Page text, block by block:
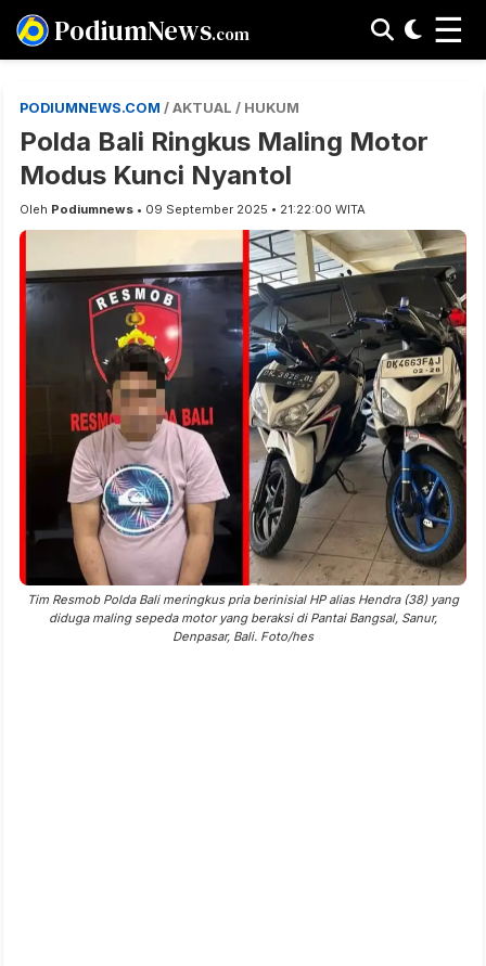
PodiumNews.com ☰
PODIUMNEWS.COM / AKTUAL / HUKUM
Polda Bali Ringkus Maling Motor
Modus Kunci Nyantol
Oleh Podiumnews • 09 September 2025 • 21:22:00 WITA
Tim Resmob Polda Bali meringkus pria berinisial HP alias Hendra (38) yang
diduga maling sepeda motor yang beraksi di Pantai Bangsal, Sanur,
Denpasar, Bali. Foto/hes